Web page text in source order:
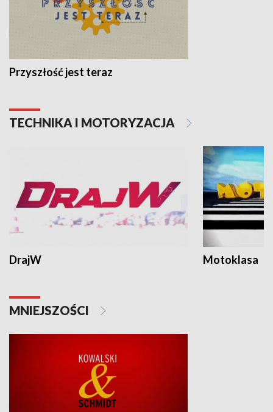
Przyszłość jest teraz
TECHNIKA I MOTORYZACJA
DrajW Motoklasa
MNIEJSZOŚCI